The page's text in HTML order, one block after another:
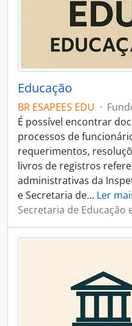
Educação
BR ESAPEES EDU ·
É possível encontrar
processos de
requerimentos,
livros de registros
administrativas da
e Secretaria de… Ler
Secretaria de Educação